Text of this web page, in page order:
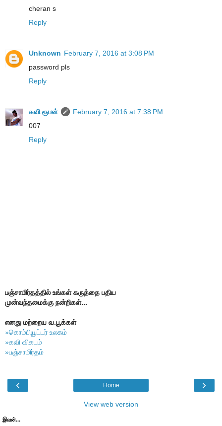
cheran s
Reply
Unknown February 7, 2016 at 3:08 PM
password pls
Reply
கவி ரூபன்
February 7, 2016 at 7:38 PM
007
Reply
பஞ்சாமிர்தத்தில் உங்கள் கருத்தை பதிய
முன்வந்தமைக்கு நன்றிகள்...
எனது மற்றைய வ.பூக்கள்
»கொம்பியூட்டர் உலகம்
»கவி விகடம்
»பஞ்சாமிர்தம்
‹ ›
Home
View web version
இவன்...